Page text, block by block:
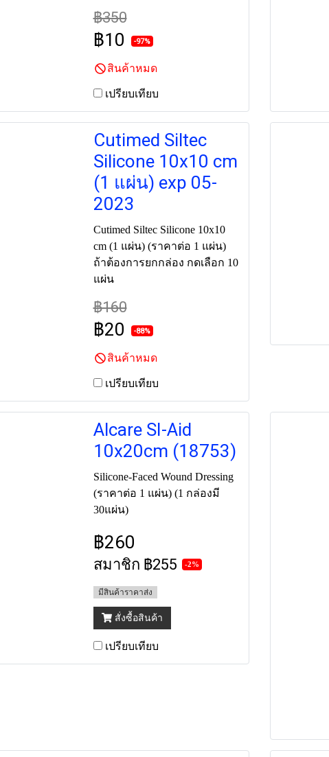
฿350
฿10 -97%
สินค้าหมด
เปรียบเทียบ
Cutimed Siltec
Silicone 10x10 cm
(1 แผ่น) exp 05-
2023
Cutimed Siltec Silicone 10x10
cm (1 แผ่น) (ราคาต่อ 1 แผ่น)
ถ้าต้องการยกกล่อง กดเลือก 10
แผ่น
฿160
฿20 -88%
สินค้าหมด
เปรียบเทียบ
Alcare SI-Aid
10x20cm (18753)
Silicone-Faced Wound Dressing
(ราคาต่อ 1 แผ่น) (1 กล่องมี
30แผ่น)
฿260
สมาชิก ฿255 -2%
มีสินค้าราคาส่ง
สั่งซื้อสินค้า
เปรียบเทียบ